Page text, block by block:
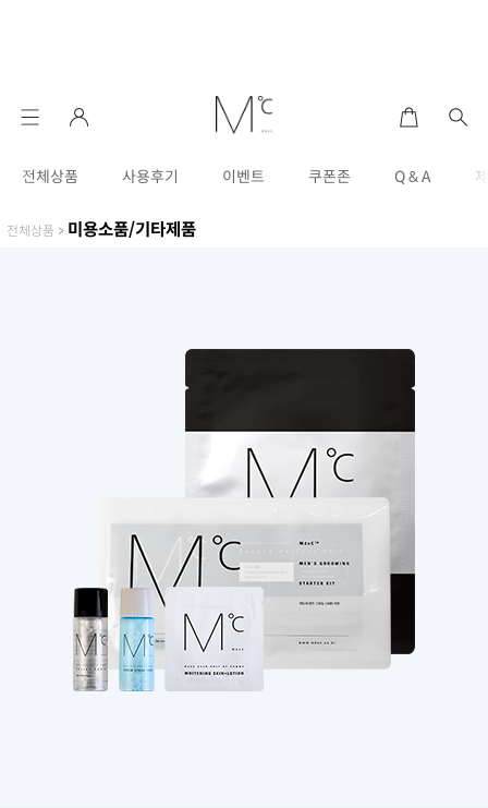
전체상품 사용후기 이벤트 쿠폰존 Q & A
전체상품 > 미용소품/기타제품